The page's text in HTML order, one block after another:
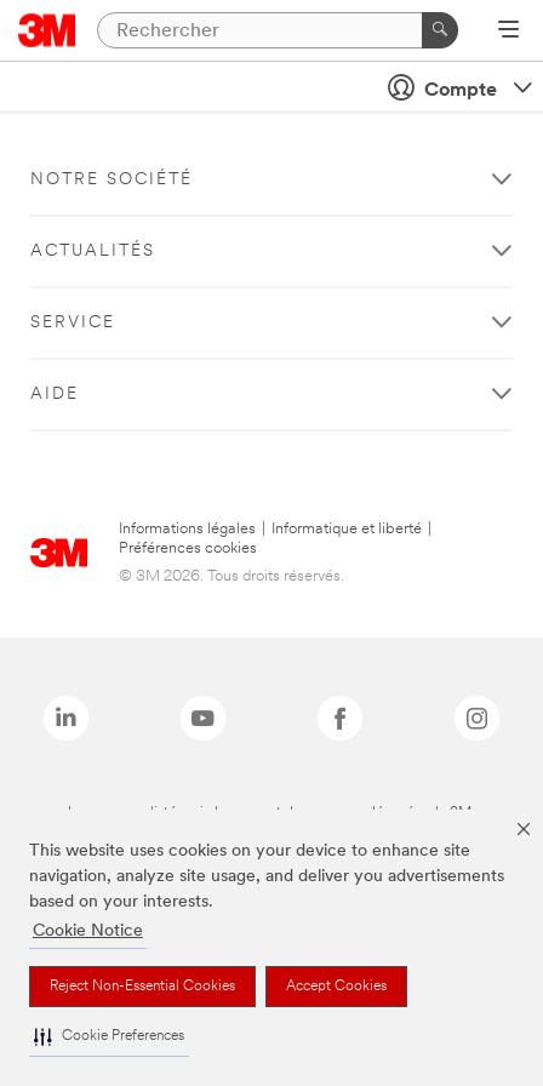
This website uses cookies on your device to enhance site
navigation, analyze site usage, and deliver you advertisements
based on your interests.
Cookie Notice
Reject Non-Essential Cookies Accept Cookies
Cookie Preferences
Compte
NOTRE SOCIÉTÉ
ACTUALITÉS
SERVICE
AIDE
Informations légales Informatique et liberté
Préférences cookies
© 3M 2026. Tous droits réservés.
Les marques listées ci-dessus sont des marques déposées de 3M.